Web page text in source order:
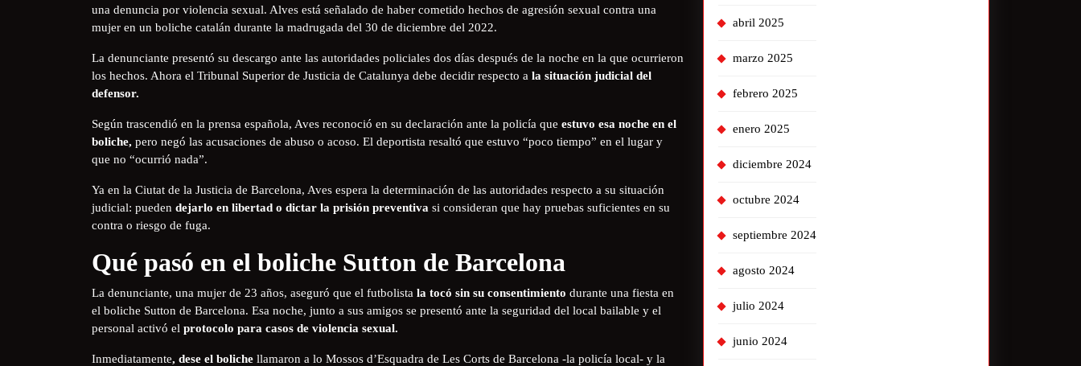
una denuncia por violencia sexual. Alves está señalado de haber cometido hechos de agresión sexual contra una
mujer en un boliche catalán durante la madrugada del 30 de diciembre del 2022.
La denunciante presentó su descargo ante las autoridades policiales dos días después de la noche en la que ocurrieron
los hechos. Ahora el Tribunal Superior de Justicia de Catalunya debe decidir respecto a la situación judicial del
defensor.
Según trascendió en la prensa española, Aves reconoció en su declaración ante la policía que estuvo esa noche en el
boliche, pero negó las acusaciones de abuso o acoso. El deportista resaltó que estuvo “poco tiempo” en el lugar y
que no “ocurrió nada”.
Ya en la Ciutat de la Justicia de Barcelona, Aves espera la determinación de las autoridades respecto a su situación
judicial: pueden dejarlo en libertad o dictar la prisión preventiva si consideran que hay pruebas suficientes en su
contra o riesgo de fuga.
Qué pasó en el boliche Sutton de Barcelona
La denunciante, una mujer de 23 años, aseguró que el futbolista la tocó sin su consentimiento durante una fiesta en
el boliche Sutton de Barcelona. Esa noche, junto a sus amigos se presentó ante la seguridad del local bailable y el
personal activó el protocolo para casos de violencia sexual.
Inmediatamente, dese el boliche llamaron a lo Mossos d’Esquadra de Les Corts de Barcelona -la policía local- y la
abril 2025
marzo 2025
febrero 2025
enero 2025
diciembre 2024
octubre 2024
septiembre 2024
agosto 2024
julio 2024
junio 2024